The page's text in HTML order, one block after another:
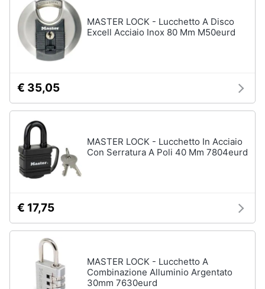
MASTER LOCK - Lucchetto A Disco
Excell Acciaio Inox 80 Mm M50eurd
€ 35,05
MASTER LOCK - Lucchetto In Acciaio
Con Serratura A Poli 40 Mm 7804eurd
€ 17,75
MASTER LOCK - Lucchetto A
Combinazione Alluminio Argentato
30mm 7630eurd